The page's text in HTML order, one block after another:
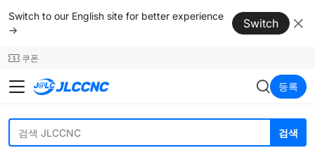
Switch to our English site for better experience
→
Switch
쿠폰
JLCCNC 등록
검색